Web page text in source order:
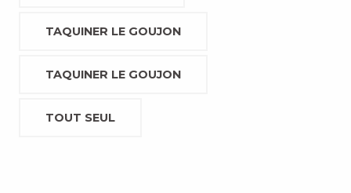
TAQUINER LE GOUJON
TAQUINER LE GOUJON
TOUT SEUL